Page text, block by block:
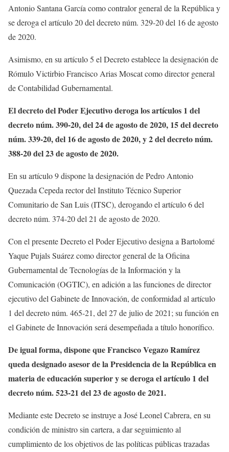
Antonio Santana García como contralor general de la República y
se deroga el artículo 20 del decreto núm. 329-20 del 16 de agosto
de 2020.
Asimismo, en su artículo 5 el Decreto establece la designación de
Rómulo Victirbio Francisco Arias Moscat como director general
de Contabilidad Gubernamental.
El decreto del Poder Ejecutivo deroga los artículos 1 del
decreto núm. 390-20, del 24 de agosto de 2020, 15 del decreto
núm. 339-20, del 16 de agosto de 2020, y 2 del decreto núm.
388-20 del 23 de agosto de 2020.
En su artículo 9 dispone la designación de Pedro Antonio
Quezada Cepeda rector del Instituto Técnico Superior
Comunitario de San Luis (ITSC), derogando el artículo 6 del
decreto núm. 374-20 del 21 de agosto de 2020.
Con el presente Decreto el Poder Ejecutivo designa a Bartolomé
Yaque Pujals Suárez como director general de la Oficina
Gubernamental de Tecnologías de la Información y la
Comunicación (OGTIC), en adición a las funciones de director
ejecutivo del Gabinete de Innovación, de conformidad al artículo
1 del decreto núm. 465-21, del 27 de julio de 2021; su función en
el Gabinete de Innovación será desempeñada a título honorífico.
De igual forma, dispone que Francisco Vegazo Ramírez
queda designado asesor de la Presidencia de la República en
materia de educación superior y se deroga el artículo 1 del
decreto núm. 523-21 del 23 de agosto de 2021.
Mediante este Decreto se instruye a José Leonel Cabrera, en su
condición de ministro sin cartera, a dar seguimiento al
cumplimiento de los objetivos de las políticas públicas trazadas